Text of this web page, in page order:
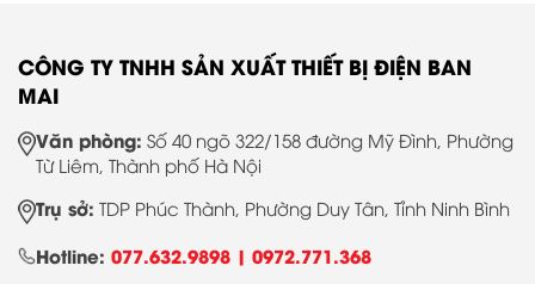
CÔNG TY TNHH SẢN XUẤT THIẾT BỊ ĐIỆN BAN
MAI
Văn phòng: Số 40 ngõ 322/158 đường Mỹ Đình, Phường
Từ Liêm, Thành phố Hà Nội
Trụ sở: TDP Phúc Thành, Phường Duy Tân, Tỉnh Ninh Bình
Hotline: 077.632.9898 | 0972.771.368